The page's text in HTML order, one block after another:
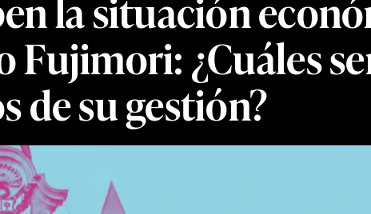
¿Cuáles
de su gestión?